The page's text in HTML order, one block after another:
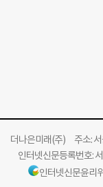
더나은미래(주)주소: 서
인터넷신문등록번호:
인터넷신문윤리